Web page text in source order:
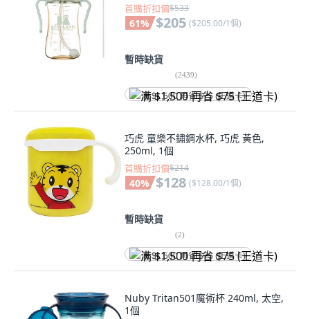
首購折扣價$533
61% $205 ($205.00/1個)
暫時缺貨
(2439)
满 $1,500 再省 $75 (王道卡)
巧虎 童樂不鏽鋼水杯, 巧虎 黃色,
250ml, 1個
首購折扣價$214
40% $128 ($128.00/1個)
暫時缺貨
(2)
满 $1,500 再省 $75 (王道卡)
Nuby Tritan501魔術杯 240ml, 太空,
1個